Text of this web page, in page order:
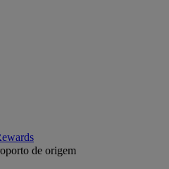
de origem